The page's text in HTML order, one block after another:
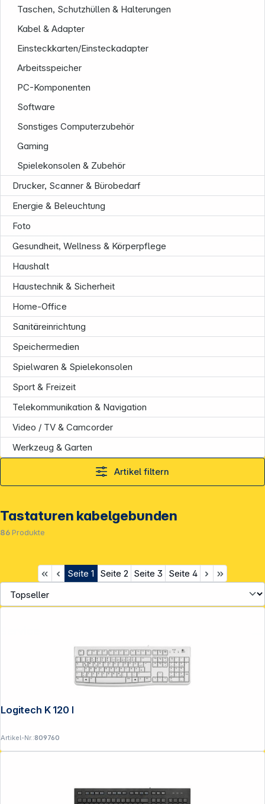
Taschen, Schutzhüllen & Halterungen
Kabel & Adapter
Einsteckkarten/Einsteckadapter
Arbeitsspeicher
PC-Komponenten
Software
Sonstiges Computerzubehör
Gaming
Spielekonsolen & Zubehör
Drucker, Scanner & Bürobedarf
Energie & Beleuchtung
Foto
Gesundheit, Wellness & Körperpflege
Haushalt
Haustechnik & Sicherheit
Home-Office
Sanitäreinrichtung
Speichermedien
Spielwaren & Spielekonsolen
Sport & Freizeit
Telekommunikation & Navigation
Video / TV & Camcorder
Werkzeug & Garten
Artikel filtern
Tastaturen kabelgebunden
86 Produkte
Seite 1 Seite 2 Seite 3 Seite 4
Artikel-Nr.:809760
Informationen